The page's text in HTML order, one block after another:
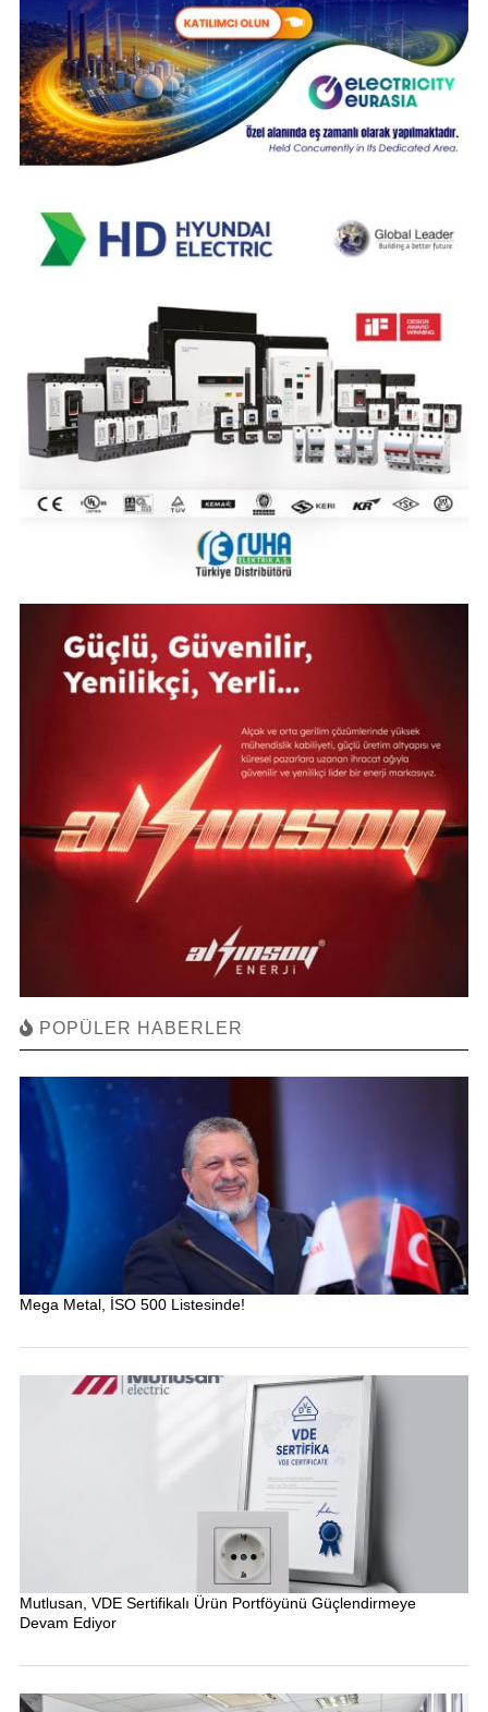
POPÜLER HABERLER
Mega Metal, İSO 500 Listesinde!
Mutlusan, VDE Sertifikalı Ürün Portföyünü Güçlendirmeye
Devam Ediyor